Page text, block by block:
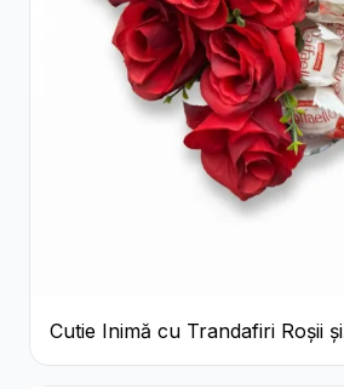
Cutie Inimă cu Trandafiri Roșii și
Raffaello